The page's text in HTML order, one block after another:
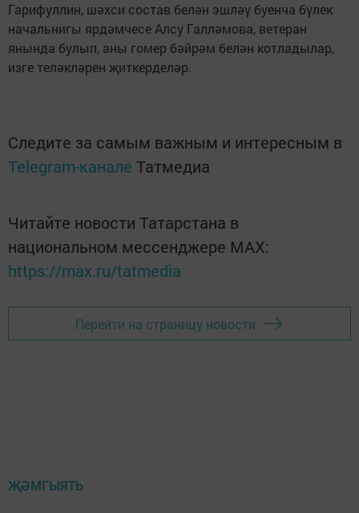
Гарифуллин, шәхси состав белән эшләү буенча бүлек
начальнигы ярдәмчесе Алсу Галләмова, ветеран
янында булып, аны гомер бәйрәм белән котладылар,
изге теләкләрен җиткерделәр.
Следите за самым важным и интересным в
Telegram-канале Татмедиа
Читайте новости Татарстана в
национальном мессенджере MАХ:
https://max.ru/tatmedia
Перейти на страницу новости
ҖӘМГЫЯТЬ